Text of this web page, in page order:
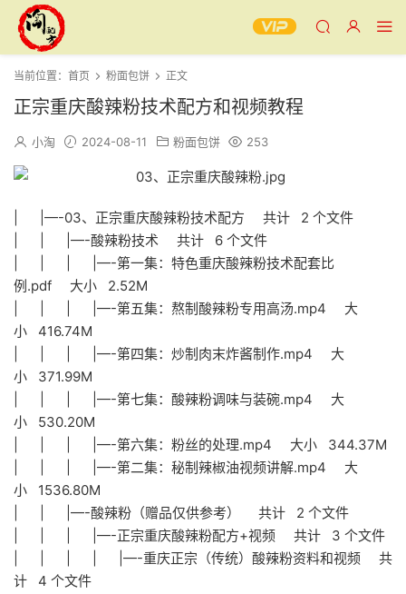
当前位置： 首页 粉面包饼 正文
正宗重庆酸辣粉技术配方和视频教程
小淘 2024-08-11 粉面包饼 253
| |—-03、正宗重庆酸辣粉技术配方 共计 2 个文件
| | |—-酸辣粉技术 共计 6 个文件
| | | |—-第一集：特色重庆酸辣粉技术配套比
例.pdf 大小 2.52M
| | | |—-第五集：熬制酸辣粉专用高汤.mp4 大
小 416.74M
| | | |—-第四集：炒制肉末炸酱制作.mp4 大
小 371.99M
| | | |—-第七集：酸辣粉调味与装碗.mp4 大
小 530.20M
| | | |—-第六集：粉丝的处理.mp4 大小 344.37M
| | | |—-第二集：秘制辣椒油视频讲解.mp4 大
小 1536.80M
| | |—-酸辣粉（赠品仅供参考） 共计 2 个文件
| | | |—-正宗重庆酸辣粉配方+视频 共计 3 个文件
| | | | |—-重庆正宗（传统）酸辣粉资料和视频 共
计 4 个文件